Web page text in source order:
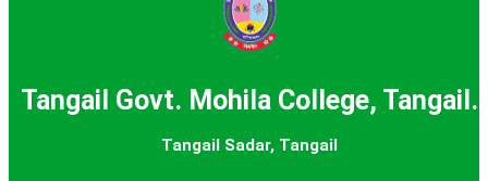
Tangail Govt. Mohila College, Tangail.
Tangail Sadar, Tangail